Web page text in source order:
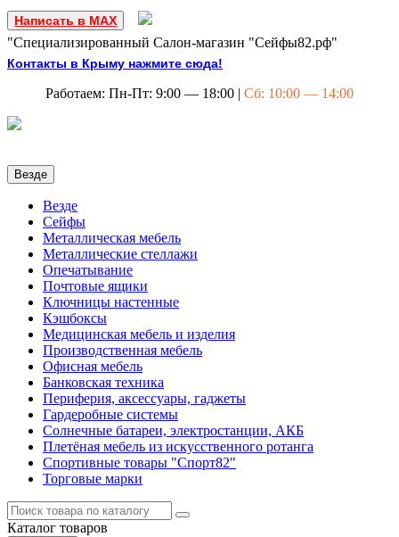
Написать в MAX
"Специализированный Салон-магазин "Сейфы82.рф"
Контакты в Крыму нажмите сюда!
Работаем: Пн-Пт: 9:00 — 18:00 | Сб: 10:00 — 14:00
Везде
Везде
Сейфы
Металлическая мебель
Металлические стеллажи
Опечатывание
Почтовые ящики
Ключницы настенные
Кэшбоксы
Медицинская мебель и изделия
Производственная мебель
Офисная мебель
Банковская техника
Периферия, аксессуары, гаджеты
Гардеробные системы
Солнечные батареи, электростанции, АКБ
Плетёная мебель из искусственного ротанга
Спортивные товары "Спорт82"
Торговые марки
Каталог товаров